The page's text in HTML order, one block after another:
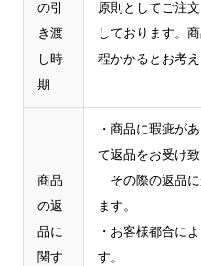
の引
き渡
し時
期
原則としてご注
しております。
程かかるとお考え
商品
の返
品に
関す
・商品に瑕疵が
て返品をお受け
その際の返品に
ます。
・お客様都合に
す。